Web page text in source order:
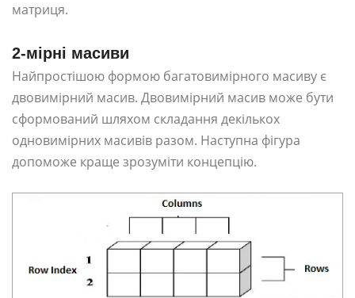
матриця.
2-мірні масиви
Найпростішою формою багатовимірного масиву є
двовимірний масив. Двовимірний масив може бути
сформований шляхом складання декількох
одновимірних масивів разом. Наступна фігура
допоможе краще зрозуміти концепцію.